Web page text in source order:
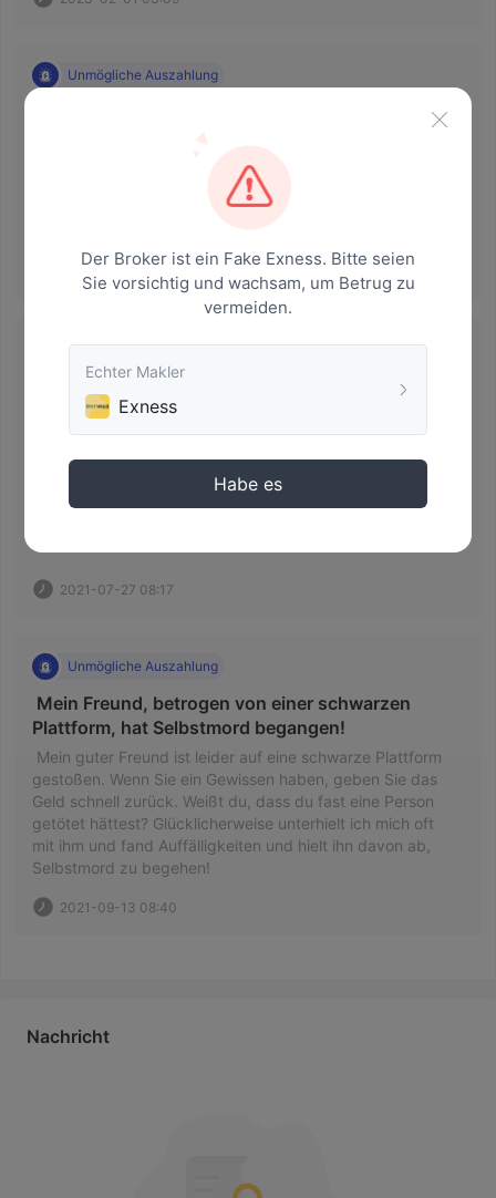
Unmögliche Auszahlung
Betrug
exeness hat mich mit Geld betrogen, sie sagten mir, ich
solle mit ihnen investieren. Ich werde in zwei Tagen
Gewinngeld bekommen
2021-07-27 08:17
Unmögliche Auszahlung
Mein Freund, betrogen von einer schwarzen
Mein guter Freund ist leider auf eine schwarze Plattform
gestoßen. Wenn Sie ein Gewissen haben, geben Sie das
Geld schnell zurück. Weißt du, dass du fast eine Person
getötet hättest? Glücklicherweise unterhielt ich mich oft
mit ihm und fand Auffälligkeiten und hielt ihn davon ab,
2021-09-13 08:40
Nachricht
Der Broker ist ein Fake Exness. Bitte seien
Sie vorsichtig und wachsam, um Betrug zu
vermeiden.
Echter Makler
Exness
Habe es